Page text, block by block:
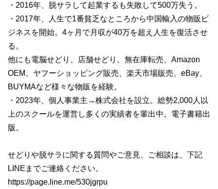
・2016年、脱サラして起業するも失敗して500万失う。
・2017年、人生で1番貧乏なところから中国輸入の物販ビ
ジネスを開始。4ヶ月で月収が40万を超え人生を復活させ
る。
他にも電脳せどり、店舗せどり、無在庫転売、Amazon
OEM、ヤフーショッピング販売、楽天市場販売、eBay、
BUYMAなど様々な物販を経験。
・2023年、個人事業主→株式会社を設立。総勢2,000人以
上のスクールを運営し多くの実績者を輩出中。電子書籍出
版。
せどりや脱サラに関する質問やご意見、ご相談は、下記
LINEまでご連絡ください。
https://page.line.me/530jgrpu